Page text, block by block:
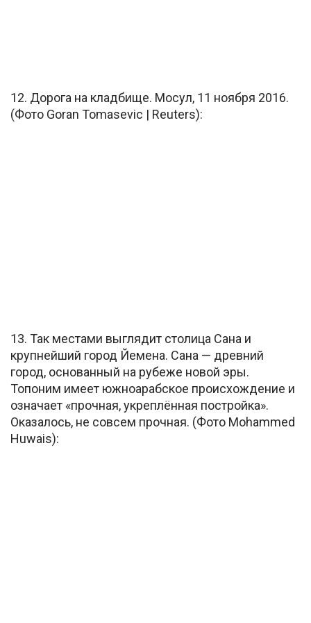
12. Дорога на кладбище. Мосул, 11 ноября 2016.
(Фото Goran Tomasevic | Reuters):
13. Так местами выглядит столица Сана и
крупнейший город Йемена. Сана — древний
город, основанный на рубеже новой эры.
Топоним имеет южноарабское происхождение и
означает «прочная, укреплённая постройка».
Оказалось, не совсем прочная. (Фото Mohammed
Huwais):